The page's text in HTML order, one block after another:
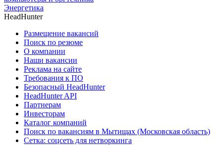
Энергетика
HeadHunter
Размещение вакансий
Поиск по резюме
О компании
Наши вакансии
Реклама на сайте
Требования к ПО
Безопасный HeadHunter
HeadHunter API
Партнерам
Инвесторам
Каталог компаний
Поиск по вакансиям в Мытищах (Московская область)
Сетка: соцсеть для нетворкинга